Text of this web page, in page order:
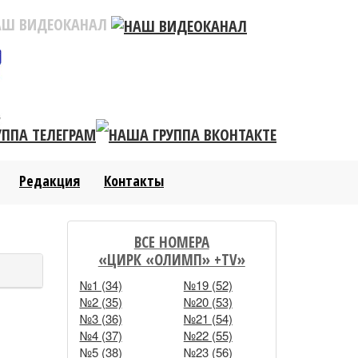
ВИДЕОКАНАЛ
Редакция Контакты
ВСЕ НОМЕРА
«ЦИРК «ОЛИМП» +TV»
№1 (34)
№2 (35)
№3 (36)
№4 (37)
№5 (38)
№19 (52)
№20 (53)
№21 (54)
№22 (55)
№23 (56)